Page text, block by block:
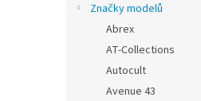
Značky modelů
Abrex
AT-Collections
Autocult
Avenue 43